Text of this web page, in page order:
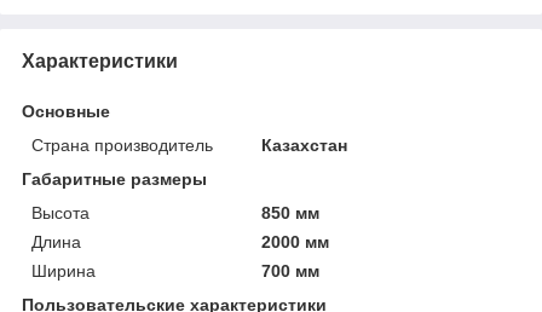
Характеристики
Основные
Страна производитель
Казахстан
Габаритные размеры
Высота
850 мм
Длина
2000 мм
Ширина
700 мм
Пользовательские характеристики